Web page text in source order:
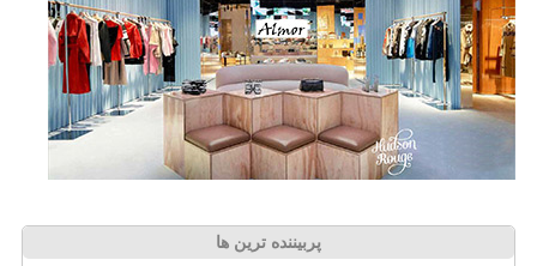
پربیننده ترین ها